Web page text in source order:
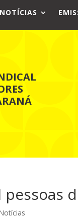
NOTÍCIAS
pessoas